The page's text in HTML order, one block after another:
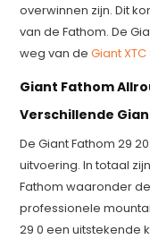
overwinnen zijn. Dit
van de Fathom. De
weg van deGiant XTC
Giant Fathom
Verschillende
De Giant Fathom 29
uitvoering. In totaal
Fathom waaronder
professionele
29 0 een uitstekende